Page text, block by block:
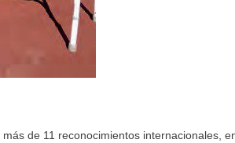
de 11 reconocimientos